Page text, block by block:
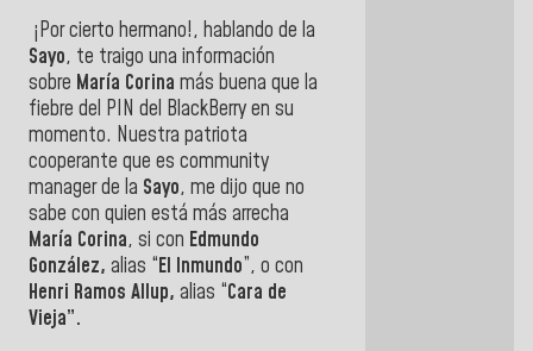
¡Por cierto hermano!, hablando de la
Sayo, te traigo una información
sobre María Corina más buena que la
fiebre del PIN del BlackBerry en su
momento. Nuestra patriota
cooperante que es community
manager de la Sayo, me dijo que no
sabe con quien está más arrecha
María Corina, si con Edmundo
González, alias “El Inmundo”, o con
Henri Ramos Allup, alias “Cara de
Vieja”.